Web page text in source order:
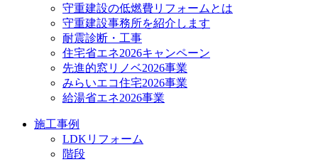
守重建設の低燃費リフォームとは
守重建設事務所を紹介します
耐震診断・工事
住宅省エネ2026キャンペーン
先進的窓リノベ2026事業
みらいエコ住宅2026事業
給湯省エネ2026事業
施工事例
LDKリフォーム
階段